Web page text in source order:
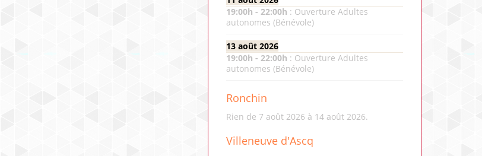
19:00h - 22:00h : Ouverture Adultes
autonomes (Bénévole)
13 août 2026
19:00h - 22:00h : Ouverture Adultes
autonomes (Bénévole)
Ronchin
Rien de 7 août 2026 à 14 août 2026.
Villeneuve d'Ascq